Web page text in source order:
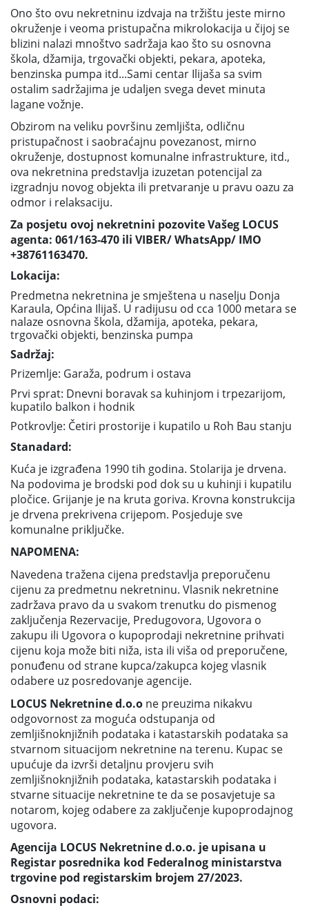
Ono što ovu nekretninu izdvaja na tržištu jeste mirno
okruženje i veoma pristupačna mikrolokacija u čijoj se
blizini nalazi mnoštvo sadržaja kao što su osnovna
škola, džamija, trgovački objekti, pekara, apoteka,
benzinska pumpa itd...Sami centar Ilijaša sa svim
ostalim sadržajima je udaljen svega devet minuta
lagane vožnje.
Obzirom na veliku površinu zemljišta, odličnu
pristupačnost i saobraćajnu povezanost, mirno
okruženje, dostupnost komunalne infrastrukture, itd.,
ova nekretnina predstavlja izuzetan potencijal za
izgradnju novog objekta ili pretvaranje u pravu oazu za
odmor i relaksaciju.
Za posjetu ovoj nekretnini pozovite Vašeg LOCUS
agenta: 061/163-470 ili VIBER/ WhatsApp/ IMO
+38761163470.
Lokacija:
Predmetna nekretnina je smještena u naselju Donja
Karaula, Općina Ilijaš. U radijusu od cca 1000 metara se
nalaze osnovna škola, džamija, apoteka, pekara,
trgovački objekti, benzinska pumpa
Sadržaj:
Prizemlje: Garaža, podrum i ostava
Prvi sprat: Dnevni boravak sa kuhinjom i trpezarijom,
kupatilo balkon i hodnik
Potkrovlje: Četiri prostorije i kupatilo u Roh Bau stanju
Stanadard:
Kuća je izgrađena 1990 tih godina. Stolarija je drvena.
Na podovima je brodski pod dok su u kuhinji i kupatilu
pločice. Grijanje je na kruta goriva. Krovna konstrukcija
je drvena prekrivena crijepom. Posjeduje sve
komunalne priključke.
NAPOMENA:
Navedena tražena cijena predstavlja preporučenu
cijenu za predmetnu nekretninu. Vlasnik nekretnine
zadržava pravo da u svakom trenutku do pismenog
zaključenja Rezervacije, Predugovora, Ugovora o
zakupu ili Ugovora o kupoprodaji nekretnine prihvati
cijenu koja može biti niža, ista ili viša od preporučene,
ponuđenu od strane kupca/zakupca kojeg vlasnik
odabere uz posredovanje agencije.
LOCUS Nekretnine d.o.o ne preuzima nikakvu
odgovornost za moguća odstupanja od
zemljišnoknjižnih podataka i katastarskih podataka sa
stvarnom situacijom nekretnine na terenu. Kupac se
upućuje da izvrši detaljnu provjeru svih
zemljišnoknjižnih podataka, katastarskih podataka i
stvarne situacije nekretnine te da se posavjetuje sa
notarom, kojeg odabere za zaključenje kupoprodajnog
ugovora.
Agencija LOCUS Nekretnine d.o.o. je upisana u
Registar posrednika kod Federalnog ministarstva
trgovine pod registarskim brojem 27/2023.
Osnovni podaci: